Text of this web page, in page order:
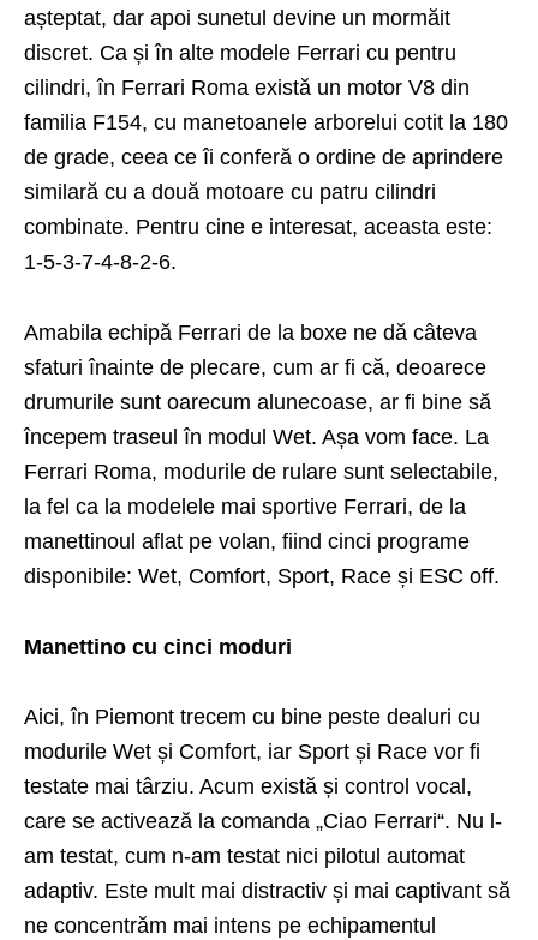
așteptat, dar apoi sunetul devine un mormăit
discret. Ca și în alte modele Ferrari cu pentru
cilindri, în Ferrari Roma există un motor V8 din
familia F154, cu manetoanele arborelui cotit la 180
de grade, ceea ce îi conferă o ordine de aprindere
similară cu a două motoare cu patru cilindri
combinate. Pentru cine e interesat, aceasta este:
1-5-3-7-4-8-2-6.
Amabila echipă Ferrari de la boxe ne dă câteva
sfaturi înainte de plecare, cum ar fi că, deoarece
drumurile sunt oarecum alunecoase, ar fi bine să
începem traseul în modul Wet. Așa vom face. La
Ferrari Roma, modurile de rulare sunt selectabile,
la fel ca la modelele mai sportive Ferrari, de la
manettinoul aflat pe volan, fiind cinci programe
disponibile: Wet, Comfort, Sport, Race și ESC off.
Manettino cu cinci moduri
Aici, în Piemont trecem cu bine peste dealuri cu
modurile Wet și Comfort, iar Sport și Race vor fi
testate mai târziu. Acum există și control vocal,
care se activează la comanda „Ciao Ferrari“. Nu l-
am testat, cum n-am testat nici pilotul automat
adaptiv. Este mult mai distractiv și mai captivant să
ne concentrăm mai intens pe echipamentul